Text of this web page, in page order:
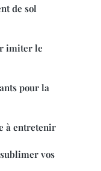
de sol
imiter le
pour la
à entretenir
vos